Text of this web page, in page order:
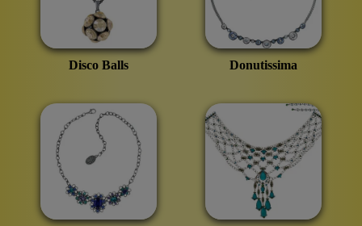
Disco Balls Donutissima